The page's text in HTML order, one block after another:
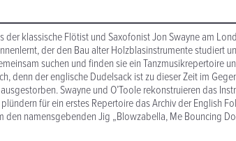
der klassische Flötist und Saxofonist Jon Swayne am
der den Bau alter Holzblasinstrumente studiert
suchen und finden sie ein Tanzmusikrepertoire
denn der englische Dudelsack ist zu dieser Zeit im
Swayne und O’Toole rekonstruieren das
für ein erstes Repertoire das Archiv der English
den namensgebenden Jig „Blowzabella, Me Bouncing